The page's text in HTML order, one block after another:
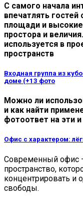
С самого начала
впечатлять
площади и
простора и
используется в
пространств
Входная группа из
доме (+13 фото
Можно ли
и как найти
фотоответ на эти
Офис с характером:
Современный офис
пространство,
концентрировать и
свободы.